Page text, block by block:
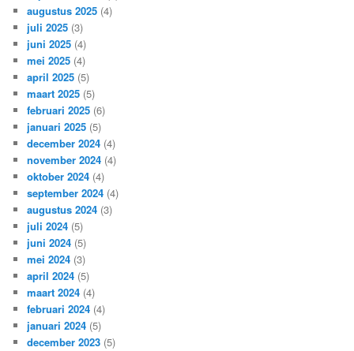
augustus 2025 (4)
juli 2025 (3)
juni 2025 (4)
mei 2025 (4)
april 2025 (5)
maart 2025 (5)
februari 2025 (6)
januari 2025 (5)
december 2024 (4)
november 2024 (4)
oktober 2024 (4)
september 2024 (4)
augustus 2024 (3)
juli 2024 (5)
juni 2024 (5)
mei 2024 (3)
april 2024 (5)
maart 2024 (4)
februari 2024 (4)
januari 2024 (5)
december 2023 (5)